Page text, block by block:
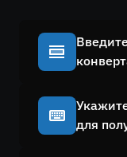
для